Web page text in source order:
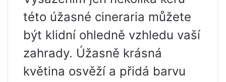
této úžasné cineraria můžete
být klidní ohledně vzhledu vaší
zahrady. Úžasně krásná
květina osvěží a přidá barvu